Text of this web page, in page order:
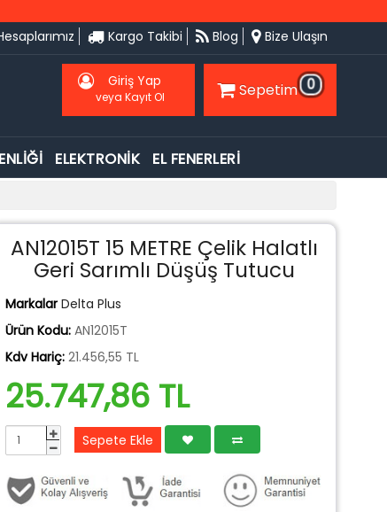
Kargo Takibi Blog Bize Ulaşın
Giriş Yap
veya Kayıt Ol Sepetim 0
ELEKTRONİK EL FENERLERİ
AN12015T 15 METRE Çelik Halatlı
Geri Sarımlı Düşüş Tutucu
Markalar Delta Plus
Ürün Kodu: AN12015T
Kdv Hariç: 21.456,55 TL
25.747,86 TL
Sepete Ekle